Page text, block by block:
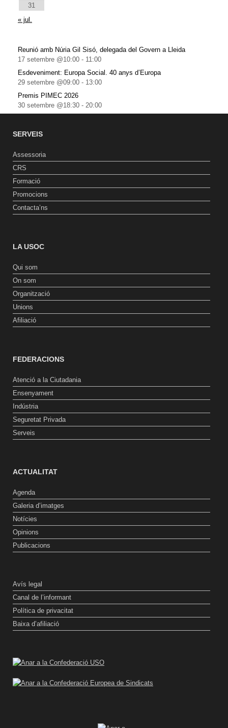
31
« jul.
Reunió amb Núria Gil Sisó, delegada del Govern a Lleida
17 setembre @10:00 - 11:00
Esdeveniment: Europa Social. 40 anys d’Europa
29 setembre @09:00 - 13:00
Premis PIMEC 2026
30 setembre @18:30 - 20:00
SERVEIS
Assessoria
CRS
Formació
Promocions
Contacta’ns
LA USOC
Qui som
On som
Organització
Unions
Afiliació
FEDERACIONS
Atenció a la Ciutadania
Ensenyament
Indústria
Seguretat Privada
Serveis
ACTUALITAT
Agenda
Galeria d’imatges
Notícies
Opinions
Publicacions
Avís legal
Canal de l’informant
Política de privacitat
Baixa d’afiliació